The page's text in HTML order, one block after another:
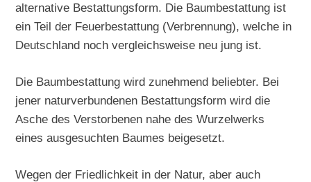
alternative Bestattungsform. Die Baumbestattung ist
ein Teil der Feuerbestattung (Verbrennung), welche in
Deutschland noch vergleichsweise neu jung ist.
Die Baumbestattung wird zunehmend beliebter. Bei
jener naturverbundenen Bestattungsform wird die
Asche des Verstorbenen nahe des Wurzelwerks
eines ausgesuchten Baumes beigesetzt.
Wegen der Friedlichkeit in der Natur, aber auch